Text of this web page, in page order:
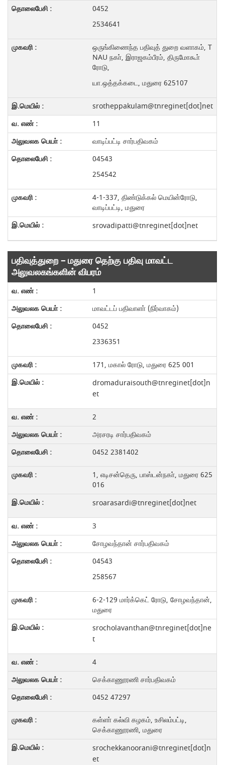
0452
2534641
ஒருங்கிணைந்த பதிவுத் துறை வளாகம், T
NAU நகா், இராஜகம்பீரம், திருமோகூா்
ரோடு,
யா.ஒத்தக்கடை, மதுரை 625107
srotheppakulam@tnreginet[dot]net
11
வாடிப்பட்டி சார்பதிவகம்
04543
254542
4-1-337, திண்டுக்கல் மெயின்ரோடு,
வாடிப்பட்டி, மதுரை
srovadipatti@tnreginet[dot]net
பதிவுத்துறை – மதுரை தெற்கு பதிவு மாவட்ட
அலுவலகங்களின் விபரம்
1
மாவட்டப் பதிவாளா் (நிர்வாகம்)
0452
2336351
171, மகால் ரோடு, மதுரை 625 001
dromaduraisouth@tnreginet[dot]n
et
2
அரசரடி சார்பதிவகம்
0452 2381402
1, எடிசன்தெரு, பாஸ்டன்நகா், மதுரை 625
016
sroarasardi@tnreginet[dot]net
3
சோழவந்தான் சார்பதிவகம்
04543
258567
6-2-129 மார்க்கெட் ரோடு, சோழவந்தான்,
மதுரை
srocholavanthan@tnreginet[dot]ne
t
4
செக்காணூரணி சார்பதிவகம்
0452 47297
கள்ளா் கல்வி கழகம், உசிலம்பட்டி,
செக்காணூரணி, மதுரை
srochekkanoorani@tnreginet[dot]n
et